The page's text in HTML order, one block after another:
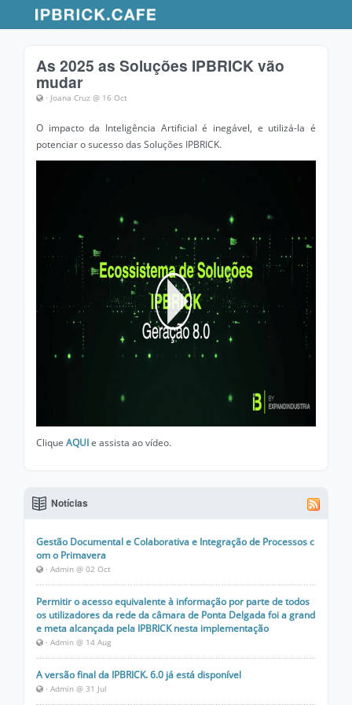
As 2025 as Soluções IPBRICK vão
mudar
· Joana Cruz @ 16 Oct
O impacto da Inteligência Artificial é inegável, e utilizá-la é
potenciar o sucesso das Soluções IPBRICK.
Clique AQUIe assista ao vídeo.
Notícias
Gestão Documental e Colaborativa e Integração de Processos c
om o Primavera
· Admin @ 02 Oct
Permitir o acesso equivalente à informação por parte de todos
os utilizadores da rede da câmara de Ponta Delgada foi a grand
e meta alcançada pela IPBRICK nesta implementação
· Admin @ 14 Aug
A versão final da IPBRICK. 6.0 já está disponível
· Admin @ 31 Jul